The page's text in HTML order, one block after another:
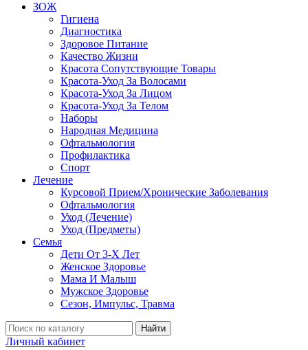
ЗОЖ
Гигиена
Диагностика
Здоровое Питание
Качество Жизни
Красота Сопутствующие Товары
Красота-Уход За Волосами
Красота-Уход За Лицом
Красота-Уход За Телом
Наборы
Народная Медицина
Офтальмология
Профилактика
Спорт
Лечение
Курсовой Прием/Хронические Заболевания
Офтальмология
Уход (Лечение)
Уход (Предметы)
Семья
Дети От 3-Х Лет
Женское Здоровье
Мама И Малыш
Мужское Здоровье
Сезон, Импульс, Травма
Найти
Личный кабинет